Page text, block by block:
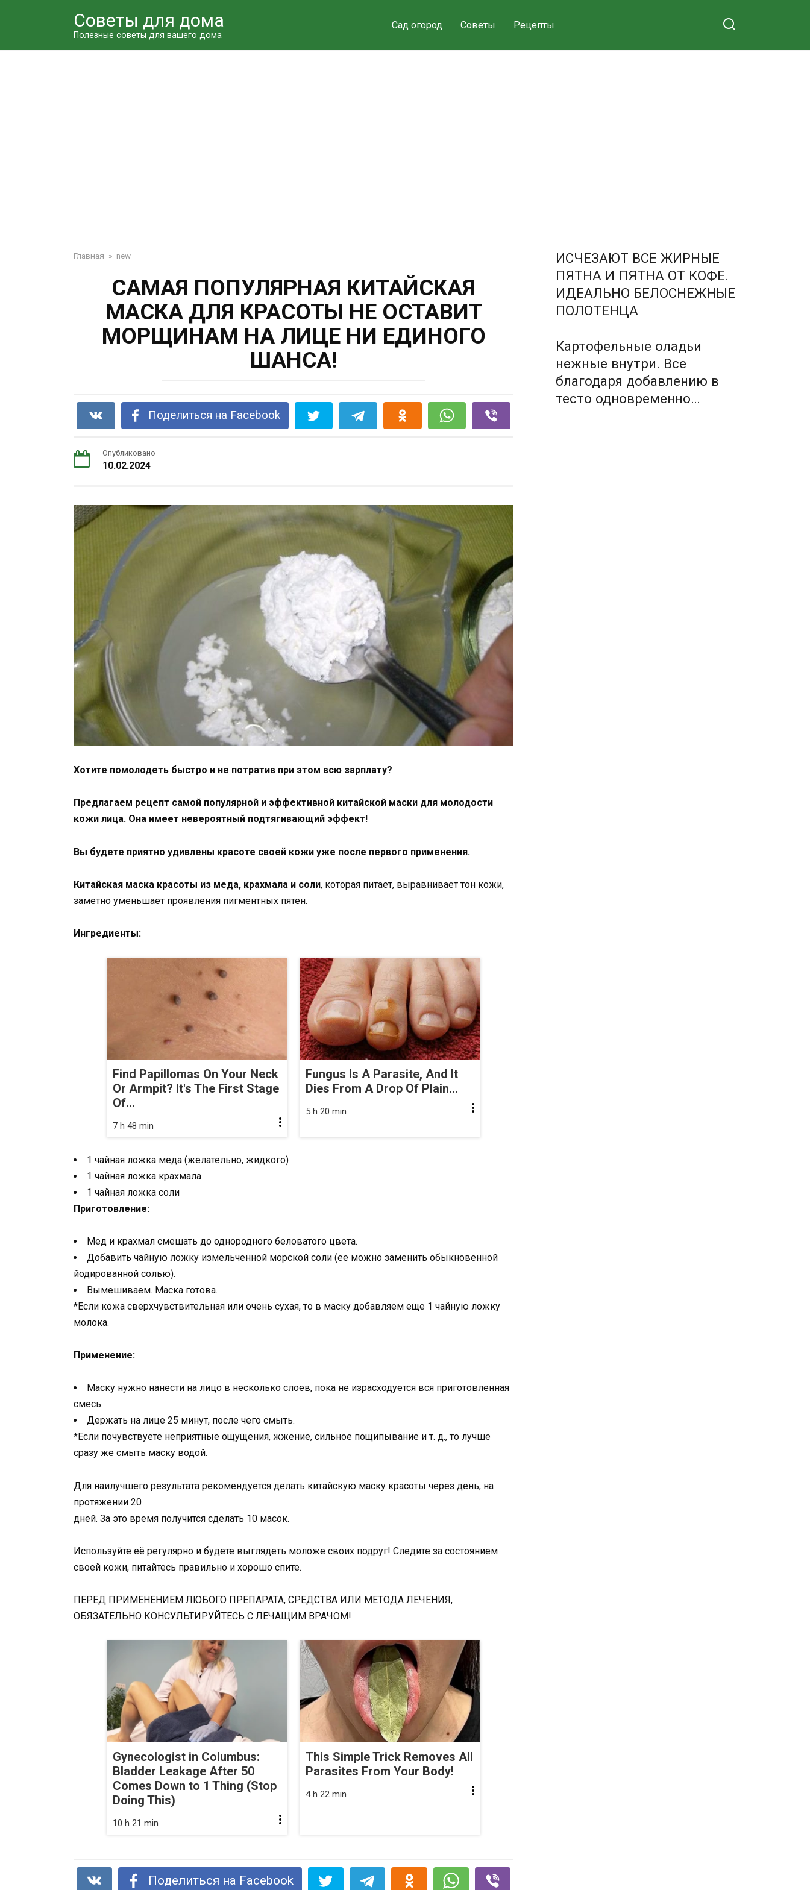
Советы для дома
Полезные советы для вашего дома
Сад огород Советы Рецепты
Главная » new
САМАЯ ПОПУЛЯРНАЯ КИТАЙСКАЯ
МАСКА ДЛЯ КРАСОТЫ НЕ ОСТАВИТ
МОРЩИНАМ НА ЛИЦЕ НИ ЕДИНОГО
ШАНСА!
Поделиться на Facebook
Опубликовано
10.02.2024
Хотите помолодеть быстро и не потратив при этом всю зарплату?
Предлагаем рецепт самой популярной и эффективной китайской маски для молодости
кожи лица. Она имеет невероятный подтягивающий эффект!
Вы будете приятно удивлены красоте своей кожи уже после первого применения.
Китайская маска красоты из меда, крахмала и соли, которая питает, выравнивает тон кожи,
заметно уменьшает проявления пигментных пятен.
Ингредиенты:
Find Papillomas On Your Neck
Or Armpit? It's The First Stage
Of...
7 h 48 min
Fungus Is A Parasite, And It
Dies From A Drop Of Plain...
5 h 20 min
1 чайная ложка меда (желательно, жидкого)
1 чайная ложка крахмала
1 чайная ложка соли
Приготовление:
Мед и крахмал смешать до однородного беловатого цвета.
Добавить чайную ложку измельченной морской соли (ее можно заменить обыкновенной
йодированной солью).
Вымешиваем. Маска готова.
*Если кожа сверхчувствительная или очень сухая, то в маску добавляем еще 1 чайную ложку
молока.
Применение:
Маску нужно нанести на лицо в несколько слоев, пока не израсходуется вся приготовленная
смесь.
Держать на лице 25 минут, после чего смыть.
*Если почувствуете неприятные ощущения, жжение, сильное пощипывание и т. д., то лучше
сразу же смыть маску водой.
Для наилучшего результата рекомендуется делать китайскую маску красоты через день, на
протяжении 20
дней. За это время получится сделать 10 масок.
Используйте её регулярно и будете выглядеть моложе своих подруг! Следите за состоянием
своей кожи, питайтесь правильно и хорошо спите.
ПЕРЕД ПРИМЕНЕНИЕМ ЛЮБОГО ПРЕПАРАТА, СРЕДСТВА ИЛИ МЕТОДА ЛЕЧЕНИЯ,
ОБЯЗАТЕЛЬНО КОНСУЛЬТИРУЙТЕСЬ С ЛЕЧАЩИМ ВРАЧОМ!
Gynecologist in Columbus:
Bladder Leakage After 50
Comes Down to 1 Thing (Stop
Doing This)
10 h 21 min
This Simple Trick Removes All
Parasites From Your Body!
4 h 22 min
Поделиться на Facebook
ИСЧЕЗАЮТ ВСЕ ЖИРНЫЕ
ПЯТНА И ПЯТНА ОТ КОФЕ.
ИДЕАЛЬНО БЕЛОСНЕЖНЫЕ
ПОЛОТЕНЦА
Картофельные оладьи
нежные внутри. Все
благодаря добавлению в
тесто одновременно…